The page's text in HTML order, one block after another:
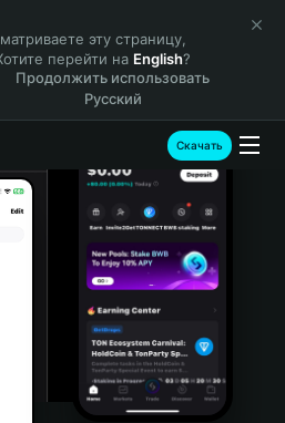
эту страницу,
перейти на English?
Продолжить использовать
Русский
Скачать